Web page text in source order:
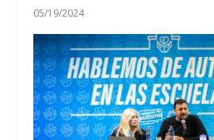
05/19/2024